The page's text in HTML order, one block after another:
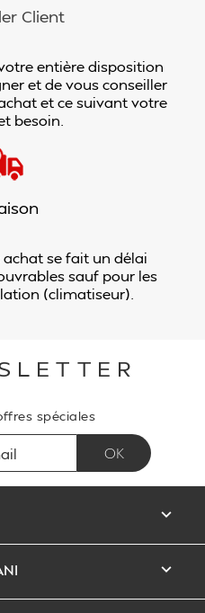
Client
entière disposition
et de vous conseiller
et ce suivant votre
besoin.
se fait un délai
sauf pour les
(climatiseur).
spéciales

